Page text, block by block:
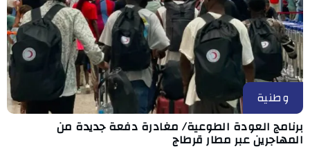
وطنية
برنامج العودة الطوعية/ مغادرة دفعة جديدة من
المهاجرين عبر مطار قرطاج